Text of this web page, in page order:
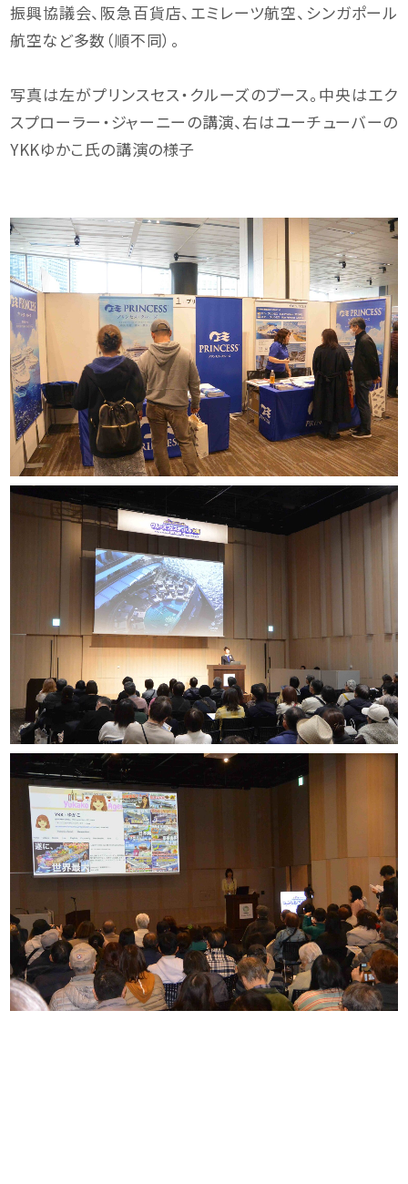
振興協議会、阪急百貨店、エミレーツ航空、シンガポール
航空など多数（順不同）。
写真は左がプリンスセス・クルーズのブース。中央はエク
スプローラー・ジャーニーの講演、右はユーチューバーの
YKKゆかこ氏の講演の様子